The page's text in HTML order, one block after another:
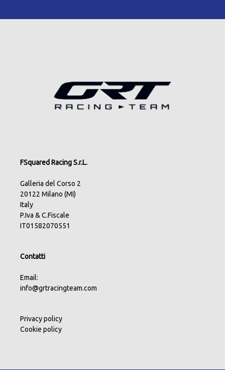
FSquared Racing S.r.L.
Galleria del Corso 2
20122 Milano (MI)
Italy
P.Iva & C.Fiscale
IT01582070551
Contatti
Email:
info@grtracingteam.com
Privacy policy
Cookie policy